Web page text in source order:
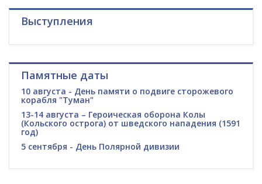
Выступления
Памятные даты
10 августа - День памяти о подвиге сторожевого
корабля "Туман"
13-14 августа – Героическая оборона Колы
(Кольского острога) от шведского нападения (1591
год)
5 сентября - День Полярной дивизии